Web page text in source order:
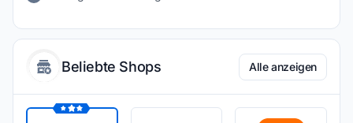
Beliebte Shops Alle anzeigen